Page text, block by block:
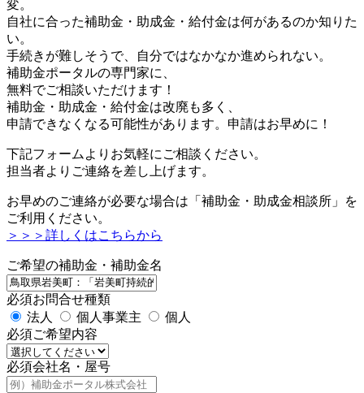
変。
自社に合った補助金・助成金・給付金は何があるのか知りた
い。
手続きが難しそうで、自分ではなかなか進められない。
補助金ポータルの専門家に、
無料でご相談いただけます！
補助金・助成金・給付金は改廃も多く、
申請できなくなる可能性があります。申請はお早めに！
下記フォームよりお気軽にご相談ください。
担当者よりご連絡を差し上げます。
お早めのご連絡が必要な場合は「補助金・助成金相談所」を
ご利用ください。
＞＞＞詳しくはこちらから
ご希望の補助金・補助金名
必須お問合せ種類
法人
個人事業主
個人
必須ご希望内容
必須会社名・屋号